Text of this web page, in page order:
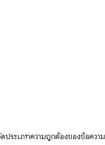
ประเภทความถูกต้องของข้อความ